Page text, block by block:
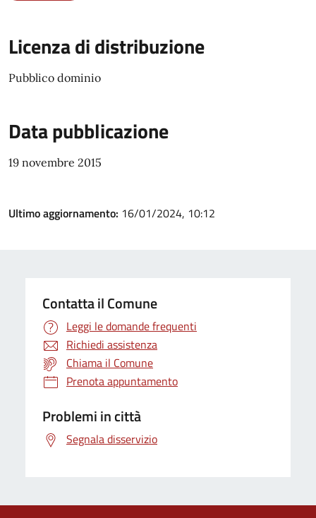
Licenza di distribuzione
Pubblico dominio
Data pubblicazione
19 novembre 2015
Ultimo aggiornamento: 16/01/2024, 10:12
Contatta il Comune
Leggi le domande frequenti
Richiedi assistenza
Chiama il Comune
Prenota appuntamento
Problemi in città
Segnala disservizio